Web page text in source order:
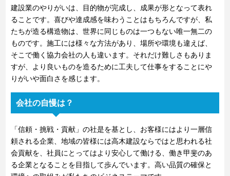
建設業のやりがいは、目的物が完成し、成果が形となって表れ
ることです。喜びや達成感を味わうことはもちろんですが、私
たちが造る構造物は、世界に同じものは一つもない唯一無二の
ものです。施工には様々な方法があり、場所や環境も違えば、
そこで働く協力会社の人も違います。それだけ難しさもありま
すが、より良いものを造るために工夫して仕事をすることにや
りがいや面白さを感じます。
会社の自慢は？
「信頼・挑戦・貢献」の社是を基とし、お客様にはより一層信
頼される企業、地域の皆様には高木建設ならではと思われる社
会貢献を、社員にとってはより安心して働ける、働き甲斐のあ
る企業となることを目指して歩んでいます。高い品質の確保と